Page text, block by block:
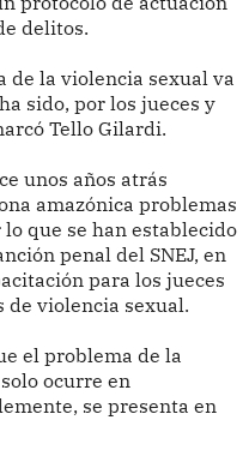
delitos.
de la violencia sexual va
sido, por los jueces y
Tello Gilardi.
unos años atrás
amazónica problemas
que se han establecido
penal del SNEJ, en
para los jueces
de violencia sexual.
el problema de la
ocurre en
se presenta en